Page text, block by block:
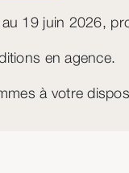
19 juin 2026,
en agence.
à votre